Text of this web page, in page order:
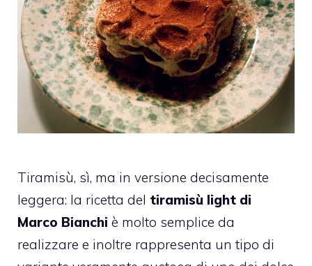
Tiramisù, sì, ma in versione decisamente
leggera: la ricetta del tiramisù light di
Marco Bianchi è molto semplice da
realizzare e inoltre rappresenta un tipo di